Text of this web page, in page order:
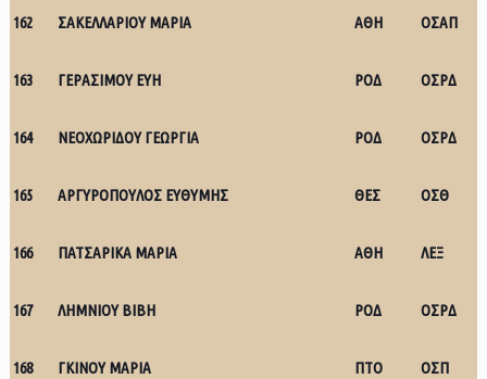
162 ΣΑΚΕΛΛΑΡΙΟΥ ΜΑΡΙΑ ΑΘΗ ΟΣΑΠ
163 ΓΕΡΑΣΙΜΟΥ ΕΥΗ ΡΟΔ ΟΣΡΔ
164 ΝΕΟΧΩΡΙΔΟΥ ΓΕΩΡΓΙΑ ΡΟΔ ΟΣΡΔ
165 ΑΡΓΥΡΟΠΟΥΛΟΣ ΕΥΘΥΜΗΣ ΘΕΣ ΟΣΘ
166 ΠΑΤΣΑΡΙΚΑ ΜΑΡΙΑ ΑΘΗ ΛΕΞ
167 ΛΗΜΝΙΟΥ ΒΙΒΗ ΡΟΔ ΟΣΡΔ
168 ΓΚΙΝΟΥ ΜΑΡΙΑ ΠΤΟ ΟΣΠ